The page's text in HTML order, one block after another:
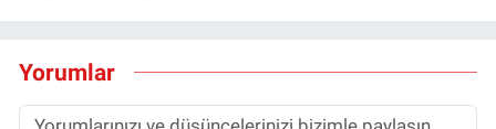
Yorumlar